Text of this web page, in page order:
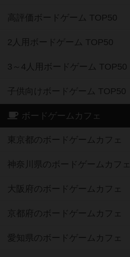
高評価ボードゲーム TOP50
2人用ボードゲーム TOP50
3～4人用ボードゲーム TOP50
子供向けボードゲーム TOP50
ボードゲームカフェ
東京都のボードゲームカフェ
神奈川県のボードゲームカフェ
大阪府のボードゲームカフェ
京都府のボードゲームカフェ
愛知県のボードゲームカフェ